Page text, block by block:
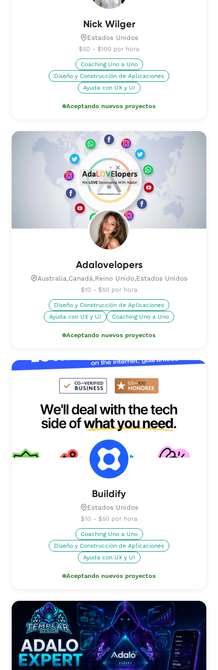
Nick Wilger
Estados Unidos
$50 - $100 por hora
Coaching Uno a Uno
Diseño y Construcción de Aplicaciones
Ayuda con UX y UI
Aceptando nuevos proyectos
Adalovelopers
Australia,Canadá,Reino Unido,Estados Unidos
$10 - $50 por hora
Diseño y Construcción de Aplicaciones
Ayuda con UX y UI
Coaching Uno a Uno
Aceptando nuevos proyectos
Buildify
Estados Unidos
$10 - $50 por hora
Coaching Uno a Uno
Diseño y Construcción de Aplicaciones
Ayuda con UX y UI
Aceptando nuevos proyectos